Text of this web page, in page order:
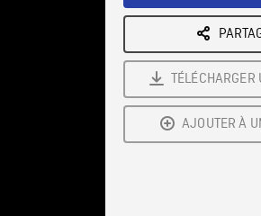
TÉLÉCHARGER
AJOUTER À